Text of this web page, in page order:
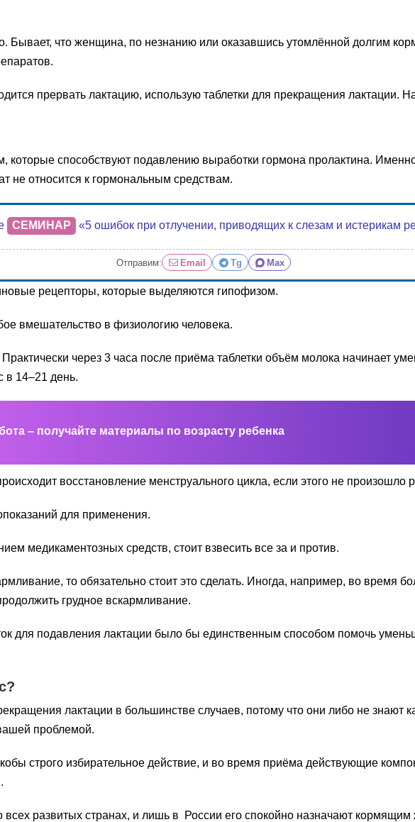
Бывает, что женщина, по незнанию или оказавшись утомлённой долгим
прервать лактацию, использую таблетки для прекращения лактации.
которые способствуют подавлению выработки гормона пролактина.
не относится к гормональным средствам.
СЕМИНАР «5 ошибок при отлучении, приводящих к слезам и истерикам
Отправим: Email Tg Max
рецепторы, которые выделяются гипофизом.
вмешательство в физиологию человека.
через 3 часа после приёма таблетки объём молока начинает
в 14–21 день.
– получайте материалы по возрасту ребенка
восстановление менструального цикла, если этого не произошло
для применения.
медикаментозных средств, стоит взвесить все за и против.
то обязательно стоит это сделать. Иногда, например, во время
грудное вскармливание.
для подавления лактации было бы единственным способом помочь
лактации в большинстве случаев, потому что они либо не знают
проблемой.
строго избирательное действие, и во время приёма действующие
всех развитых странах, и лишь в России его спокойно назначают